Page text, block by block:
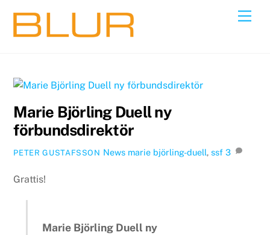
content
Marie Björling Duell ny
förbundsdirektör
PETER GUSTAFSSON News marie björling-duell, ssf 3
Grattis!
Marie Björling Duell ny